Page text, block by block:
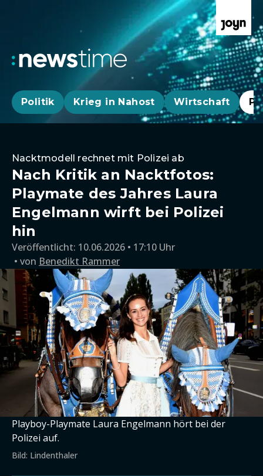
Politik Krieg in Nahost Wirtschaft
Nacktmodell rechnet mit Polizei ab
Nach Kritik an Nacktfotos:
Playmate des Jahres Laura
Engelmann wirft bei Polizei
hin
Veröffentlicht: 10.06.2026 • 17:10 Uhr
von Benedikt Rammer
Playboy-Playmate Laura Engelmann hört bei der
Polizei auf.
Bild: Lindenthaler